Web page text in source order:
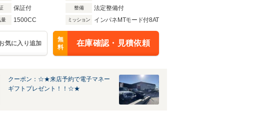
保証付 整備 法定整備付
量 1500CC ミッション インパネMTモード付8AT
気に入り追加
無
料
在庫確認・見積依頼
クーポン：☆★来店予約で電子マネー
ギフトプレゼント！！☆★